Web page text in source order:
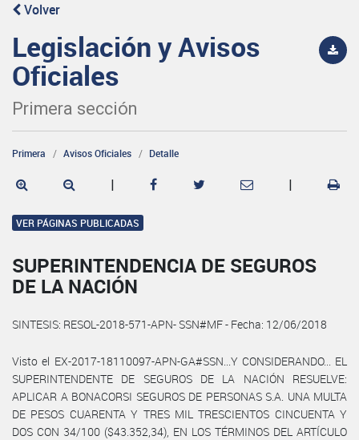
Volver
Legislación y Avisos
Oficiales
Primera sección
Primera Avisos Oficiales Detalle
| |
VER PÁGINAS PUBLICADAS
SUPERINTENDENCIA DE SEGUROS
DE LA NACIÓN
SINTESIS: RESOL-2018-571-APN- SSN#MF - Fecha: 12/06/2018
Visto el EX-2017-18110097-APN-GA#SSN...Y CONSIDERANDO... EL
SUPERINTENDENTE DE SEGUROS DE LA NACIÓN RESUELVE:
APLICAR A BONACORSI SEGUROS DE PERSONAS S.A. UNA MULTA
DE PESOS CUARENTA Y TRES MIL TRESCIENTOS CINCUENTA Y
DOS CON 34/100 ($43.352,34), EN LOS TÉRMINOS DEL ARTÍCULO